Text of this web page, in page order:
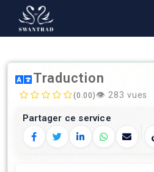
Traduction
(0.00) 👁️ 283 vues
Partager ce service
Facebook
TwitterLinkedInWhatsApp
E‑mail